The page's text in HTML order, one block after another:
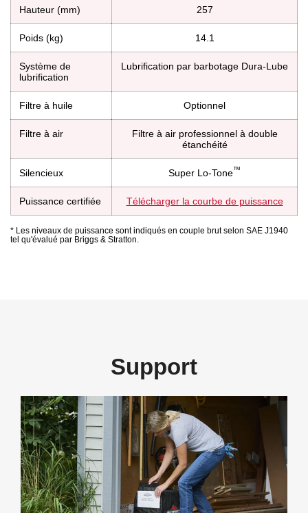
Hauteur (mm) 257
Poids (kg) 14.1
Système de
lubrification
Lubrification par barbotage Dura-Lube
Filtre à huile Optionnel
Filtre à air
Filtre à air professionnel à double
étanchéité
Silencieux Super Lo-Tone™
Puissance certifiée Télécharger la courbe de puissance
* Les niveaux de puissance sont indiqués en couple brut selon SAE J1940
tel qu'évalué par Briggs & Stratton.
Support